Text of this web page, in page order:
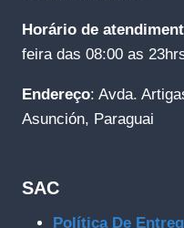
Horário de
feira das 08:00 as
Endereço: Avda.
Asunción, Paraguai
SAC
Política De